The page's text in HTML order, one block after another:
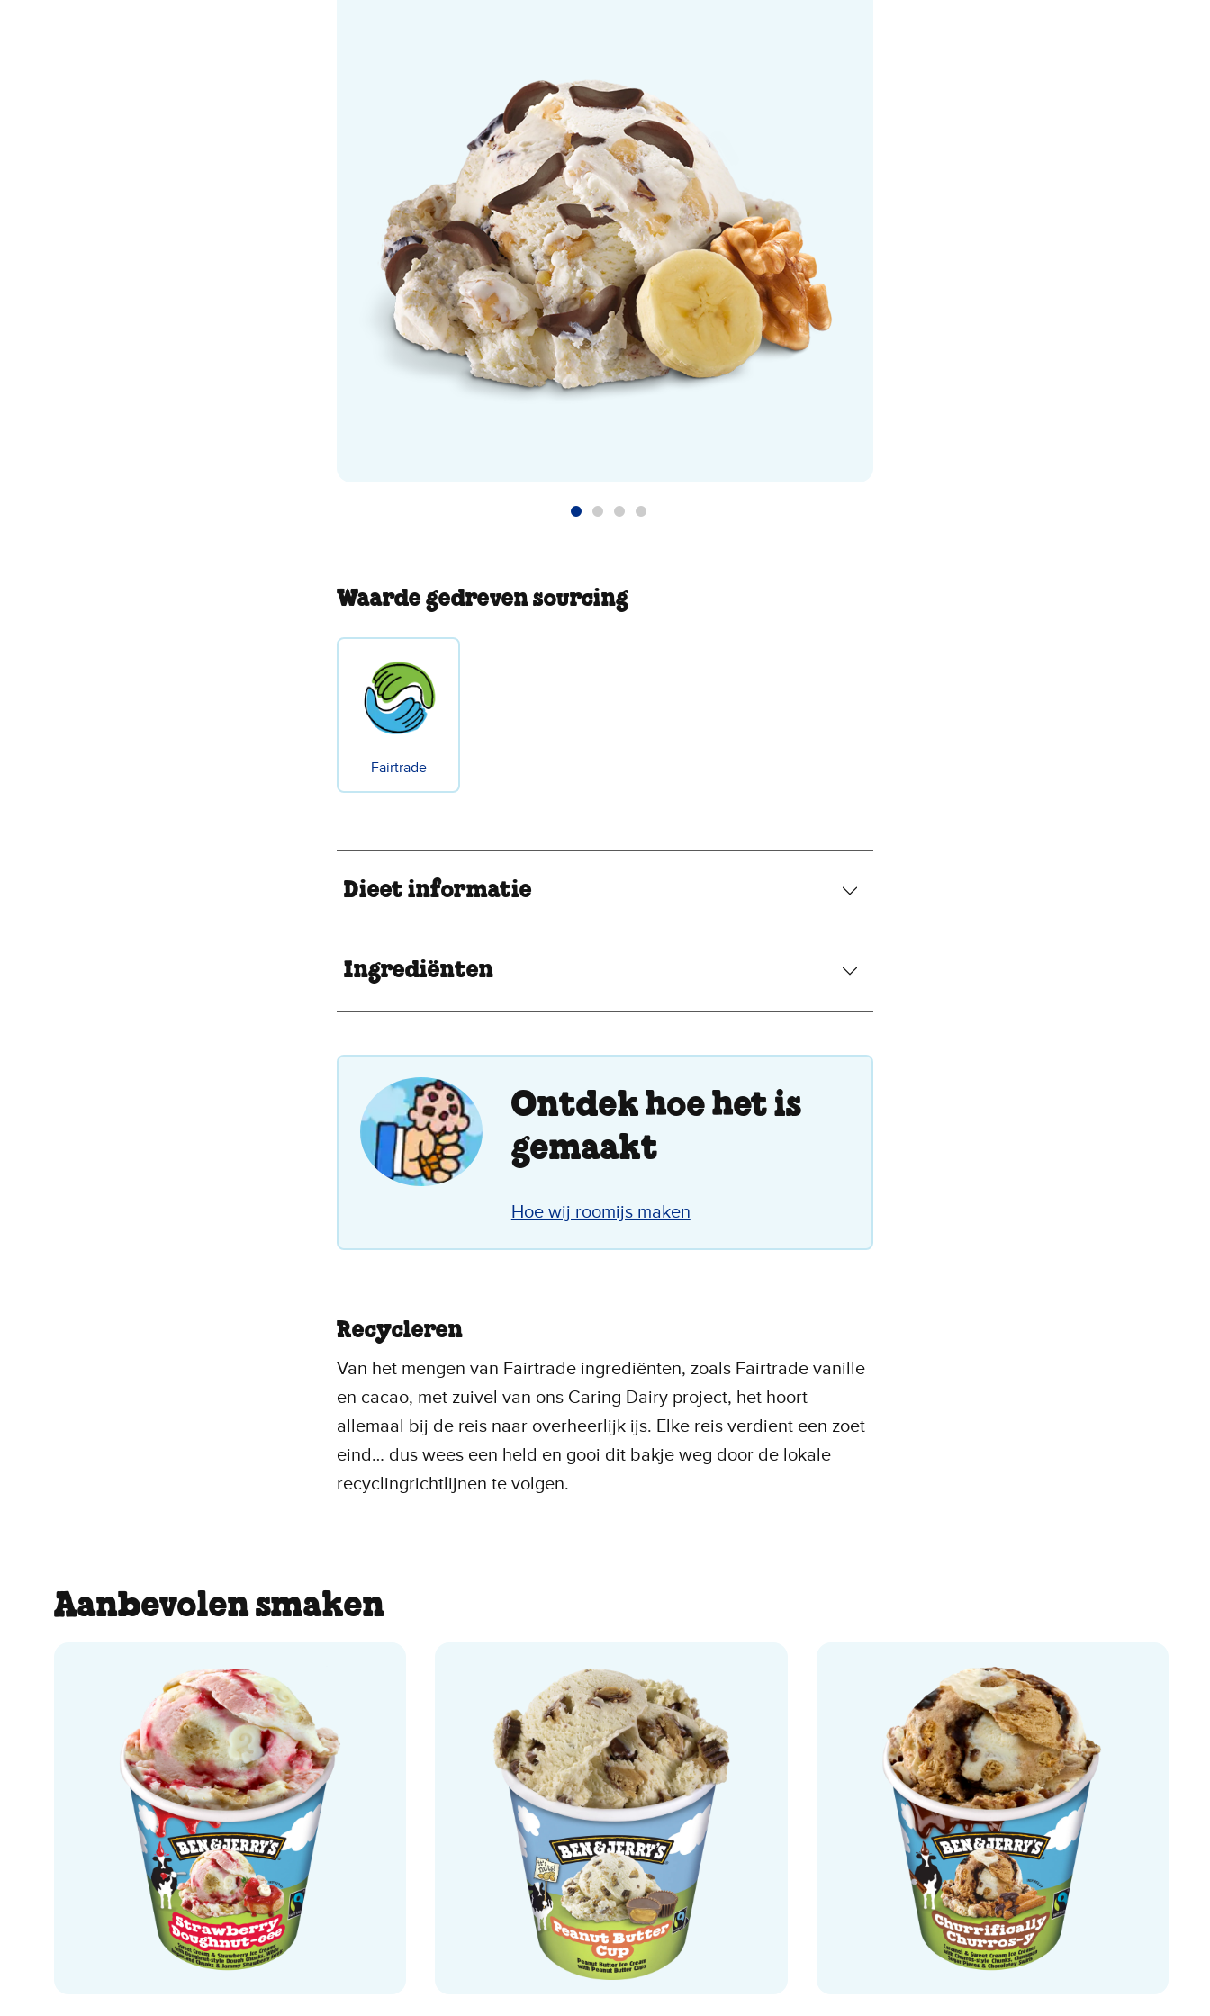
Waarde gedreven sourcing
Fairtrade
Dieet informatie
Ingrediënten
Ontdek hoe het is
gemaakt
Hoe wij roomijs maken
Recycleren
Van het mengen van Fairtrade ingrediënten, zoals Fairtrade vanille
en cacao, met zuivel van ons Caring Dairy project, het hoort
allemaal bij de reis naar overheerlijk ijs. Elke reis verdient een zoet
eind… dus wees een held en gooi dit bakje weg door de lokale
recyclingrichtlijnen te volgen.
Aanbevolen smaken